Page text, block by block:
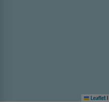
Leaflet |